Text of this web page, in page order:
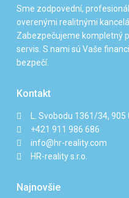
Sme zodpovední,
overenými realitnými
Zabezpečujeme kompletný
servis. S nami sú Vaše
bezpečí.
Kontakt
L. Svobodu 1361/34, 905
+421 911 986 686
info@hr-reality.com
HR-reality s.r.o.
Najnovšie